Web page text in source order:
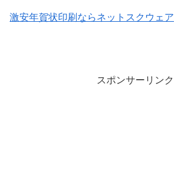
激安年賀状印刷ならネットスクウェア
スポンサーリンク